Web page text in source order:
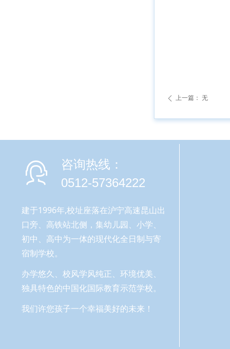
ꄴ 上一篇： 无
咨询热线：
0512-57364222
建于1996年,校址座落在沪宁高速昆山出
口旁、高铁站北侧，集幼儿园、小学、
初中、高中为一体的现代化全日制与寄
宿制学校。
办学悠久、校风学风纯正、环境优美、
独具特色的中国化国际教育示范学校。
我们许您孩子一个幸福美好的未来！